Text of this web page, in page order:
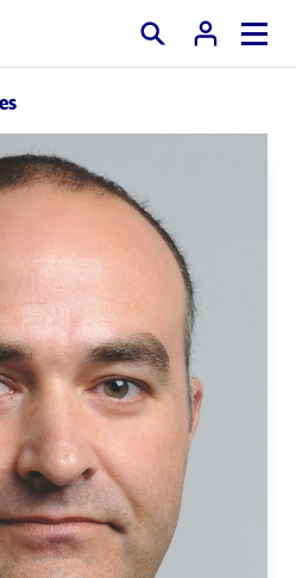
Cercar